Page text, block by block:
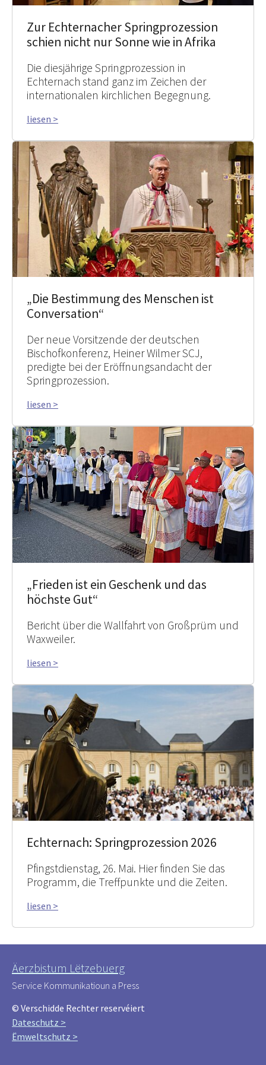
Zur Echternacher Springprozession
schien nicht nur Sonne wie in Afrika
Die diesjährige Springprozession in
Echternach stand ganz im Zeichen der
internationalen kirchlichen Begegnung.
liesen >
„Die Bestimmung des Menschen ist
Conversation“
Der neue Vorsitzende der deutschen
Bischofkonferenz, Heiner Wilmer SCJ,
predigte bei der Eröffnungsandacht der
Springprozession.
liesen >
„Frieden ist ein Geschenk und das
höchste Gut“
Bericht über die Wallfahrt von Großprüm und
Waxweiler.
liesen >
Echternach: Springprozession 2026
Pfingstdienstag, 26. Mai. Hier finden Sie das
Programm, die Treffpunkte und die Zeiten.
liesen >
Äerzbistum Lëtzebuerg
Service Kommunikatioun a Press
© Verschidde Rechter reservéiert
Dateschutz >
Ëmweltschutz >